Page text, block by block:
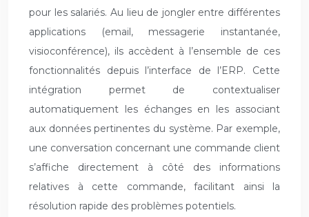
pour les salariés. Au lieu de jongler entre différentes
applications (email, messagerie instantanée,
visioconférence), ils accèdent à l’ensemble de ces
fonctionnalités depuis l’interface de l’ERP. Cette
intégration permet de contextualiser
automatiquement les échanges en les associant
aux données pertinentes du système. Par exemple,
une conversation concernant une commande client
s’affiche directement à côté des informations
relatives à cette commande, facilitant ainsi la
résolution rapide des problèmes potentiels.